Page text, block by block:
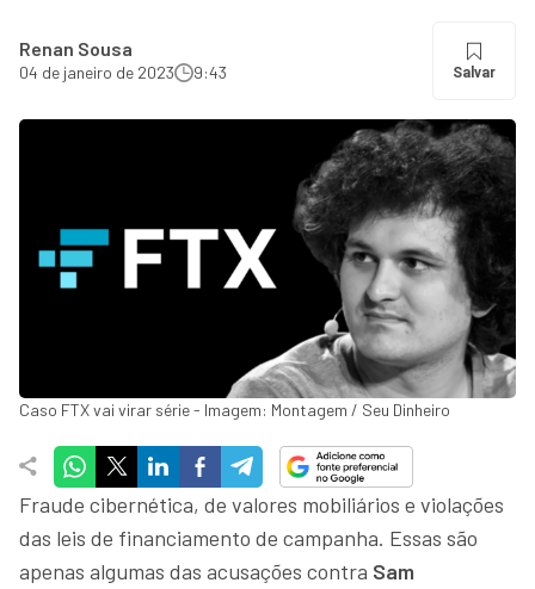
Renan Sousa
04 de janeiro de 2023 9:43 Salvar
Caso FTX vai virar série - Imagem: Montagem / Seu Dinheiro
Fraude cibernética, de valores mobiliários e violações
das leis de financiamento de campanha. Essas são
apenas algumas das acusações contra Sam